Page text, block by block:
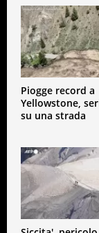
Piogge record a
Yellowstone,
su una strada